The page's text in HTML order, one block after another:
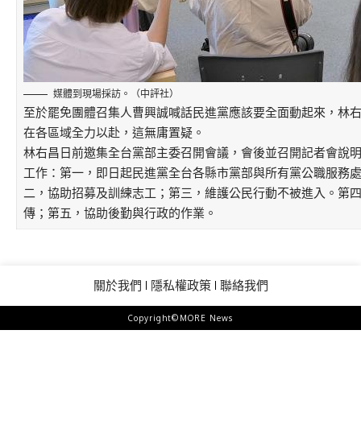
媒體到現場採訪。（中評社）
至於罷免團體召集人曹興誠喊話民進黨應該要全面動起來，林
在各區域全力以赴，這無庸置疑。
林右昌日前邀集全台黨部主委召開會議，會後並召開記者會說
工作：第一，即日起民進黨全台各縣市黨部與所有黨公職服務
二，協助招募及訓練志工；第三，維護公民行動不被進入。第
傳；第五，協助後勤與行政的作業。
關於我們 隱私權政策 聯絡我們
Copyright©MORE News